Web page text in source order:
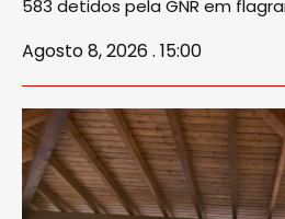
583 detidos pela GNR em
Agosto 8, 2026 . 15:00